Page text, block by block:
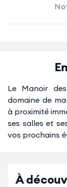
Le Manoir
domaine de
à proximité
ses salles et
vos prochains
À